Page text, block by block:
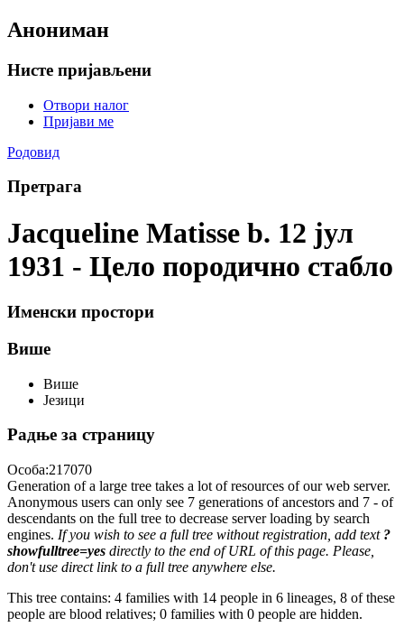
Анониман
Нисте пријављени
Отвори налог
Пријави ме
Родовид
Претрага
Jacqueline Matisse b. 12 јул
1931 - Цело породично стабло
Именски простори
Више
Више
Језици
Радње за страницу
Особа:217070
Generation of a large tree takes a lot of resources of our web server.
Anonymous users can only see 7 generations of ancestors and 7 - of
descendants on the full tree to decrease server loading by search
engines. If you wish to see a full tree without registration, add text ?
showfulltree=yes directly to the end of URL of this page. Please,
don't use direct link to a full tree anywhere else.
This tree contains: 4 families with 14 people in 6 lineages, 8 of these
people are blood relatives; 0 families with 0 people are hidden.